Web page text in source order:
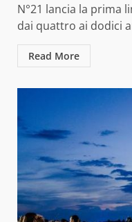
N°21 lancia la prima
dai quattro ai dodici
Read More